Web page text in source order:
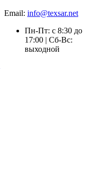
Email: info@texsar.net
Пн-Пт: с 8:30 до
17:00 | Сб-Вс:
выходной